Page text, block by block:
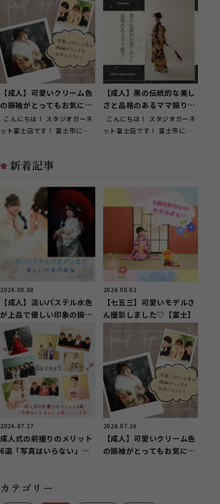
い...
し、写真にお金...
【成人】可愛いクリーム色
の振袖がとってもお気に入
りに！【富士】
こんにちは！ スタジオガーネ
ット富士店です！ 富士市にお
【成人】黒の伝統的な美し
さと品格のあるママ振りを
小物アレンジ【富士】
こんにちは！ スタジオガーネ
ット富士店です！ 富士市にお
新着記事
2026.08.08
【成人】淡いパステル水色
が上品で優しい印象の振袖
【富士市厚原】
2026.08.02
【七五三】可愛いモデルさ
ん撮影しました♡【富士】
2026.07.27
成人式の前撮りのメリット
6選「写真はいらない」と
2026.07.26
【成人】可愛いクリーム色
の振袖がとってもお気に入
カテゴリー